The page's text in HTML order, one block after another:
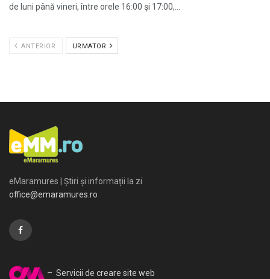
de luni până vineri, între orele 16:00 și 17:00,...
ANTERIOR URMATOR
eMaramures | Știri și informații la zi
office@emaramures.ro
– Servicii de creare site web